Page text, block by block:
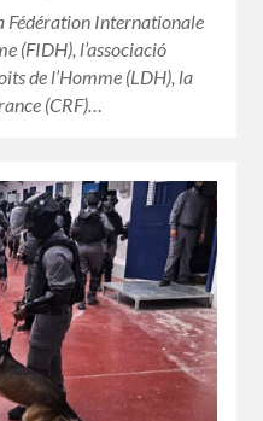
Fédération Internationale
(FIDH), l’associació
de l’Homme (LDH), la
(CRF)…